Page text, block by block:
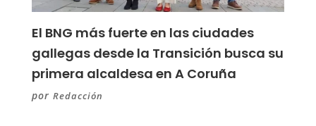
El BNG más fuerte en las ciudades
gallegas desde la Transición busca su
primera alcaldesa en A Coruña
por Redacción